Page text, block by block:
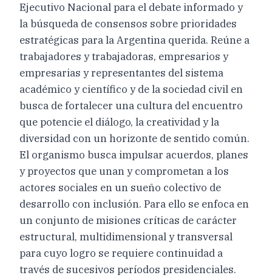
Ejecutivo Nacional para el debate informado y
la búsqueda de consensos sobre prioridades
estratégicas para la Argentina querida. Reúne a
trabajadores y trabajadoras, empresarios y
empresarias y representantes del sistema
académico y científico y de la sociedad civil en
busca de fortalecer una cultura del encuentro
que potencie el diálogo, la creatividad y la
diversidad con un horizonte de sentido común.
El organismo busca impulsar acuerdos, planes
y proyectos que unan y comprometan a los
actores sociales en un sueño colectivo de
desarrollo con inclusión. Para ello se enfoca en
un conjunto de misiones críticas de carácter
estructural, multidimensional y transversal
para cuyo logro se requiere continuidad a
través de sucesivos períodos presidenciales.